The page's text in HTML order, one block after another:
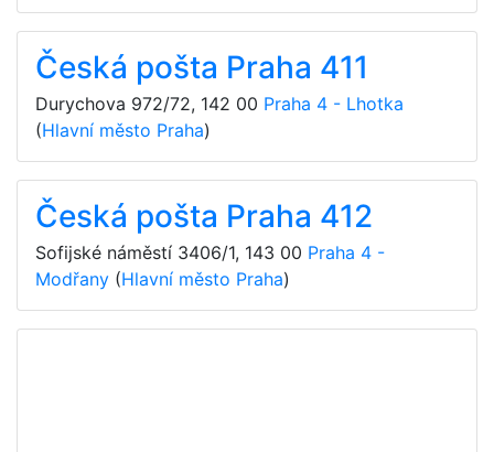
Česká pošta Praha 411
Durychova 972/72, 142 00 Praha 4 - Lhotka
(Hlavní město Praha)
Česká pošta Praha 412
Sofijské náměstí 3406/1, 143 00 Praha 4 -
Modřany (Hlavní město Praha)